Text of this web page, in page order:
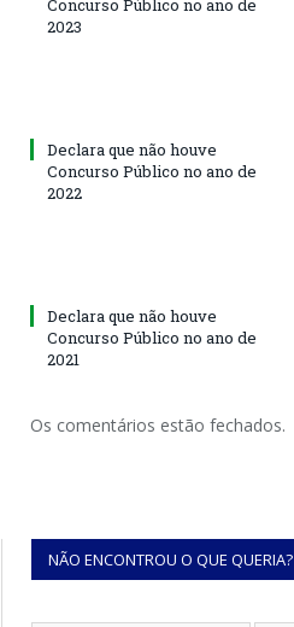
Concurso Público no ano de
2023
Declara que não houve
Concurso Público no ano de
2022
Declara que não houve
Concurso Público no ano de
2021
Os comentários estão fechados.
NÃO ENCONTROU O QUE QUERIA?